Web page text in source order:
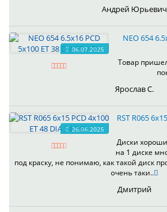
Андрей Юрьевич
06.07.2025
NEO 654
Товар
Ярослав С.
26.06.2025
RST R065
Диски
на 1 диске
под краску, не понимаю, как такой диск
очень таки..
Дмитрий